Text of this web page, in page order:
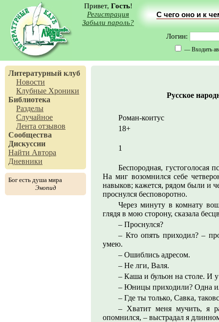
Привет, Гость!
Регистрация
Забыли пароль?
С чего оно и к
Логин:
— Входить
Литературный клуб
Новости
Клубные Хроники
Библиотека
Разделы
Случайное
Лента отзывов
Сообщества
Дискуссии
Найти Автора
Дневники
Бог есть душа мира
Энопид
Русское
Роман-коитус
18+
1
Беспородная, густоголосая
На миг возомнился себе
навыков; кажется, рядом были и
проснулся бесповоротно.
Через минуту в комнату
глядя в мою сторону, сказала
– Проснулся?
– Кто опять приходил? –
умею.
– Ошиблись адресом.
– Не лги, Валя.
– Каша и бульон на столе. И
– Юницы приходили? Одна
– Где ты только, Савка,
– Хватит меня мучить, я
опомнился, – выстрадал я